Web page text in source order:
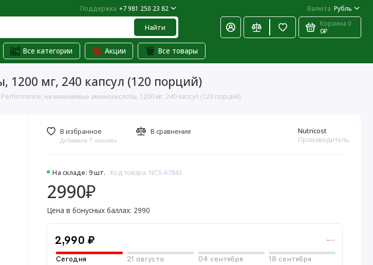
Поддержка +7 981 250 23 82 Валюта Рубль
Найти Корзина 0
0₽
Все категории Акции Все товары
мг, 240 капсул (120 порций)
незаменимые аминокислоты, 1200 мг, 240 капсул (120 порций)
На складе: 9 шт. Код товара: NCS-67843
Nutricost
Производитель
2990₽
Цена в бонусных баллах: 2990
2,990 ₽
Сегодня 21 августа 04 сентября 18 сентября
В избранное
Добавили 7 человек
В сравнение